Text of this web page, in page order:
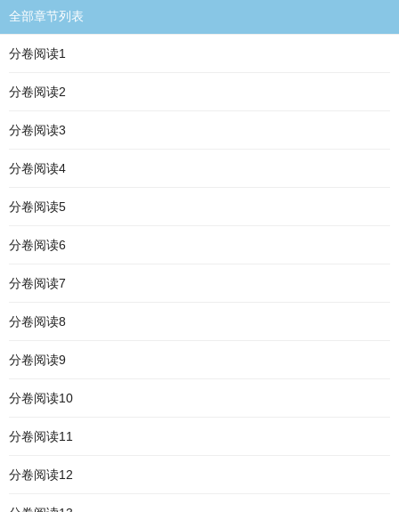
全部章节列表
分卷阅读1
分卷阅读2
分卷阅读3
分卷阅读4
分卷阅读5
分卷阅读6
分卷阅读7
分卷阅读8
分卷阅读9
分卷阅读10
分卷阅读11
分卷阅读12